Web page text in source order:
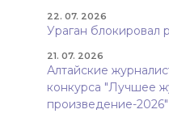
22. 07. 2026
Ураган блокировал
21. 07. 2026
Алтайские
конкурса "Лучшее
произведение-2026"